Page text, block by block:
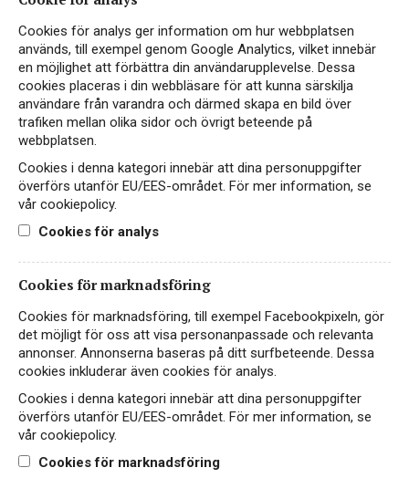
KÖP PÅ SYSTEMBOLAGET
P.Lex 100% Nebbiolo
Fin lagringspotential Grym årgång!
Småplock
FAKTA
Cookies för analys ger information om hur webbplatsen
används, till exempel genom Google Analytics, vilket innebär
en möjlighet att förbättra din användarupplevelse. Dessa
cookies placeras i din webbläsare för att kunna särskilja
användare från varandra och därmed skapa en bild över
trafiken mellan olika sidor och övrigt beteende på
webbplatsen.
Cookies i denna kategori innebär att dina personuppgifter
överförs utanför EU/EES-området. För mer information, se
vår cookiepolicy.
Cookies för analys
Cookies för marknadsföring
Cookies för marknadsföring, till exempel Facebookpixeln, gör
det möjligt för oss att visa personanpassade och relevanta
annonser. Annonserna baseras på ditt surfbeteende. Dessa
cookies inkluderar även cookies för analys.
Cookies i denna kategori innebär att dina personuppgifter
överförs utanför EU/EES-området. För mer information, se
vår cookiepolicy.
Cookies för marknadsföring